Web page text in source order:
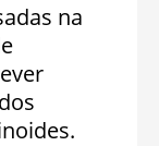
na